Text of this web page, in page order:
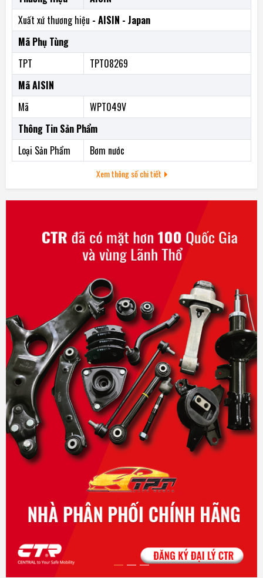
Xuất xứ thương hiệu - AISIN - Japan
Mã Phụ Tùng
TPT
TPT08269
Mã AISIN
Mã
WPT049V
Thông Tin Sản Phẩm
Loại Sản Phẩm
Bơm nước
Xem thông số chi tiết